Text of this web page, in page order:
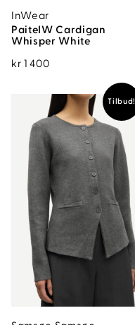
InWear
PaiteIW Cardigan
Whisper White
kr 1 400
Tilbud!